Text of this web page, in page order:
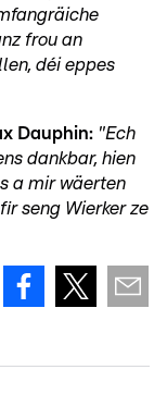
frou an
déi eppes
Dauphin: "Ech
dankbar, hien
a mir wäerten
seng Wierker ze